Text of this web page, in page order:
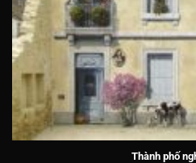
Thành phố